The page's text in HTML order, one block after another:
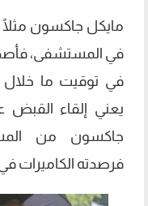
مايكل جاكسون مثلًا
في المستشفى،
في توقيت ما خلال
يعني إلقاء القبض
جاكسون من
فرصدته الكاميرات